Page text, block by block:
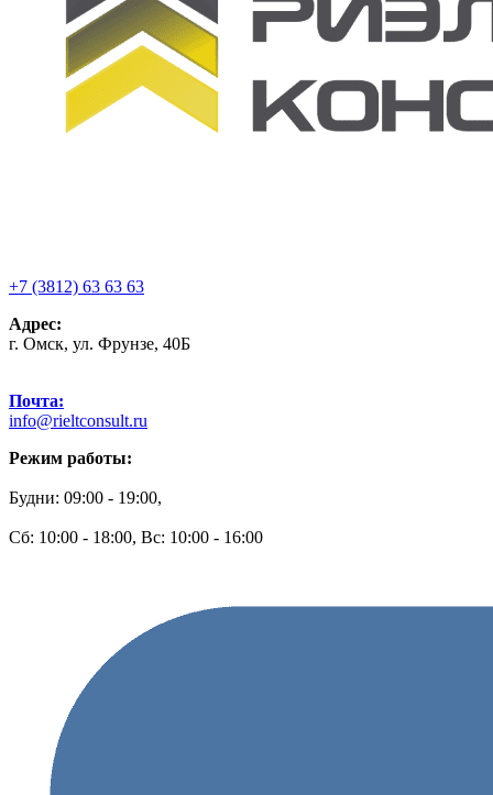
+7 (3812) 63 63 63
Адрес:
г. Омск, ул. Фрунзе, 40Б
Почта:
info@rieltconsult.ru
Режим работы:
Будни: 09:00 - 19:00,
Сб: 10:00 - 18:00, Вс: 10:00 - 16:00